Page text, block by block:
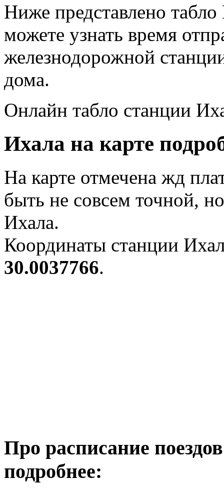
Ниже представлено
можете узнать время
железнодорожной
дома.
Онлайн табло станции
Ихала на карте
На карте отмечена жд
быть не совсем точной,
Ихала.
Координаты станции
30.0037766.
Про расписание
подробнее: